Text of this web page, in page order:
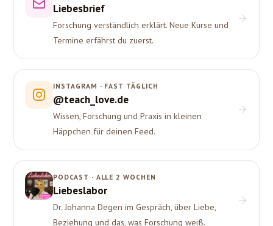
Liebesbrief
Forschung verständlich erklärt. Neue Kurse und
Termine erfährst du zuerst.
INSTAGRAM · FAST TÄGLICH
@teach_love.de
Wissen, Forschung und Praxis in kleinen
Häppchen für deinen Feed.
PODCAST · ALLE 2 WOCHEN
Liebeslabor
Dr. Johanna Degen im Gespräch, über Liebe,
Beziehung und das, was Forschung weiß.